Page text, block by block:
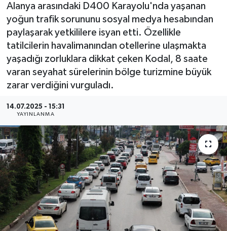
Alanya arasındaki D400 Karayolu'nda yaşanan
yoğun trafik sorununu sosyal medya hesabından
paylaşarak yetkililere isyan etti. Özellikle
tatilcilerin havalimanından otellerine ulaşmakta
yaşadığı zorluklara dikkat çeken Kodal, 8 saate
varan seyahat sürelerinin bölge turizmine büyük
zarar verdiğini vurguladı.
14.07.2025 - 15:31
YAYINLANMA
Gazipaşa